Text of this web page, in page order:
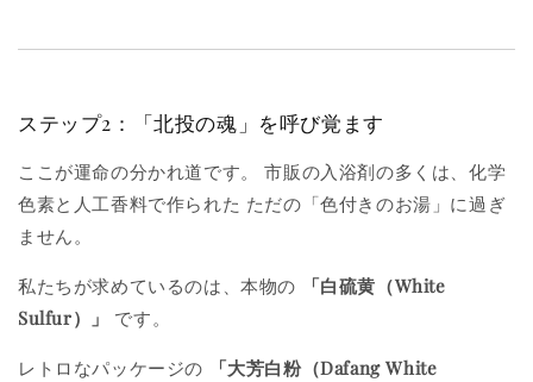
ステップ2：「北投の魂」を呼び覚ます
ここが運命の分かれ道です。 市販の入浴剤の多くは、化学
色素と人工香料で作られた ただの「色付きのお湯」に過ぎ
ません。
私たちが求めているのは、本物の
「白硫黄（White
Sulfur）」
です。
レトロなパッケージの
「大芳白粉（Dafang White